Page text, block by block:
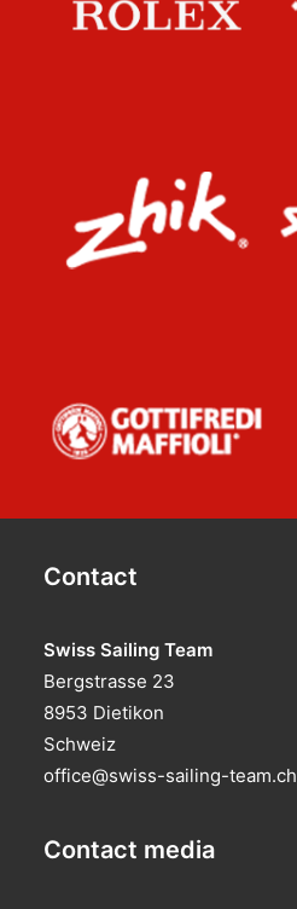
Contact
Swiss Sailing Team
Bergstrasse 23
8953 Dietikon
Schweiz
office@swiss-sailing-team.ch
Contact media